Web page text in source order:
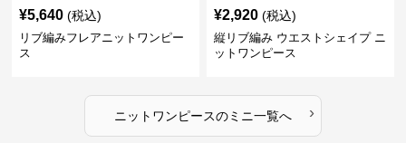
¥5,640 (税込)
リブ編みフレアニットワンピー
ス
¥2,920 (税込)
縦リブ編み ウエストシェイプ ニ
ットワンピース
ニットワンピースのミニ一覧へ ›